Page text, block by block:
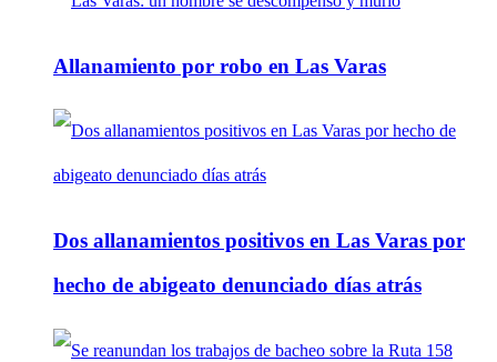
Allanamiento por robo en Las Varas
Dos allanamientos positivos en Las Varas por
hecho de abigeato denunciado días atrás